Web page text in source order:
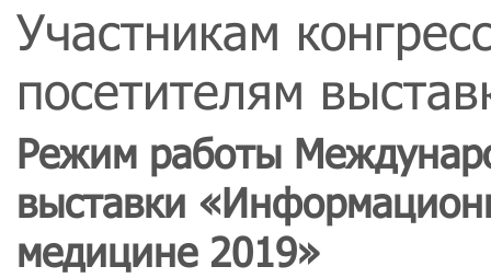
Участникам
посетителям
Режим работы
выставки
медицине 2019»